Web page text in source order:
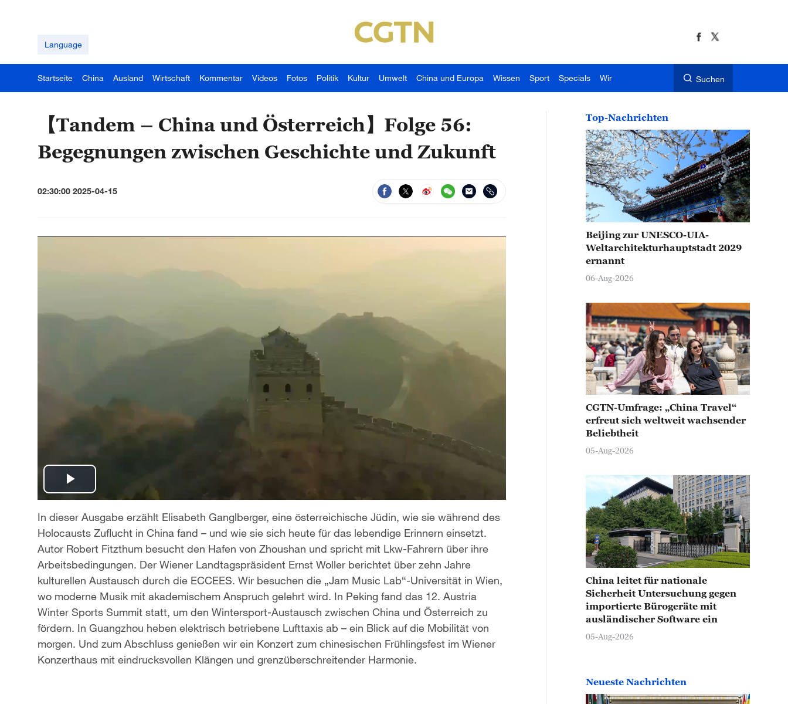
Language
Startseite China Ausland Wirtschaft Kommentar Videos Fotos Politik Kultur Umwelt China und Europa Wissen Sport Specials Wir Suchen
【Tandem – China und Österreich】Folge 56:
Begegnungen zwischen Geschichte und Zukunft
02:30:00 2025-04-15
P
l
a
y
V
i
d
In dieser Ausgabe erzählt Elisabeth Ganglberger, eine österreichische Jüdin, wie sie während des
Holocausts Zuflucht in China fand – und wie sie sich heute für das lebendige Erinnern einsetzt.
Autor Robert Fitzthum besucht den Hafen von Zhoushan und spricht mit Lkw-Fahrern über ihre
Arbeitsbedingungen. Der Wiener Landtagspräsident Ernst Woller berichtet über zehn Jahre
kulturellen Austausch durch die ECCEES. Wir besuchen die „Jam Music Lab“-Universität in Wien,
wo moderne Musik mit akademischem Anspruch gelehrt wird. In Peking fand das 12. Austria
Winter Sports Summit statt, um den Wintersport-Austausch zwischen China und Österreich zu
fördern. In Guangzhou heben elektrisch betriebene Lufttaxis ab – ein Blick auf die Mobilität von
morgen. Und zum Abschluss genießen wir ein Konzert zum chinesischen Frühlingsfest im Wiener
Konzerthaus mit eindrucksvollen Klängen und grenzüberschreitender Harmonie.
Top-Nachrichten
Beijing zur UNESCO-UIA-
Weltarchitekturhauptstadt 2029
ernannt
06-Aug-2026
CGTN-Umfrage: „China Travel“
erfreut sich weltweit wachsender
Beliebtheit
05-Aug-2026
China leitet für nationale
Sicherheit Untersuchung gegen
importierte Bürogeräte mit
ausländischer Software ein
05-Aug-2026
Neueste Nachrichten